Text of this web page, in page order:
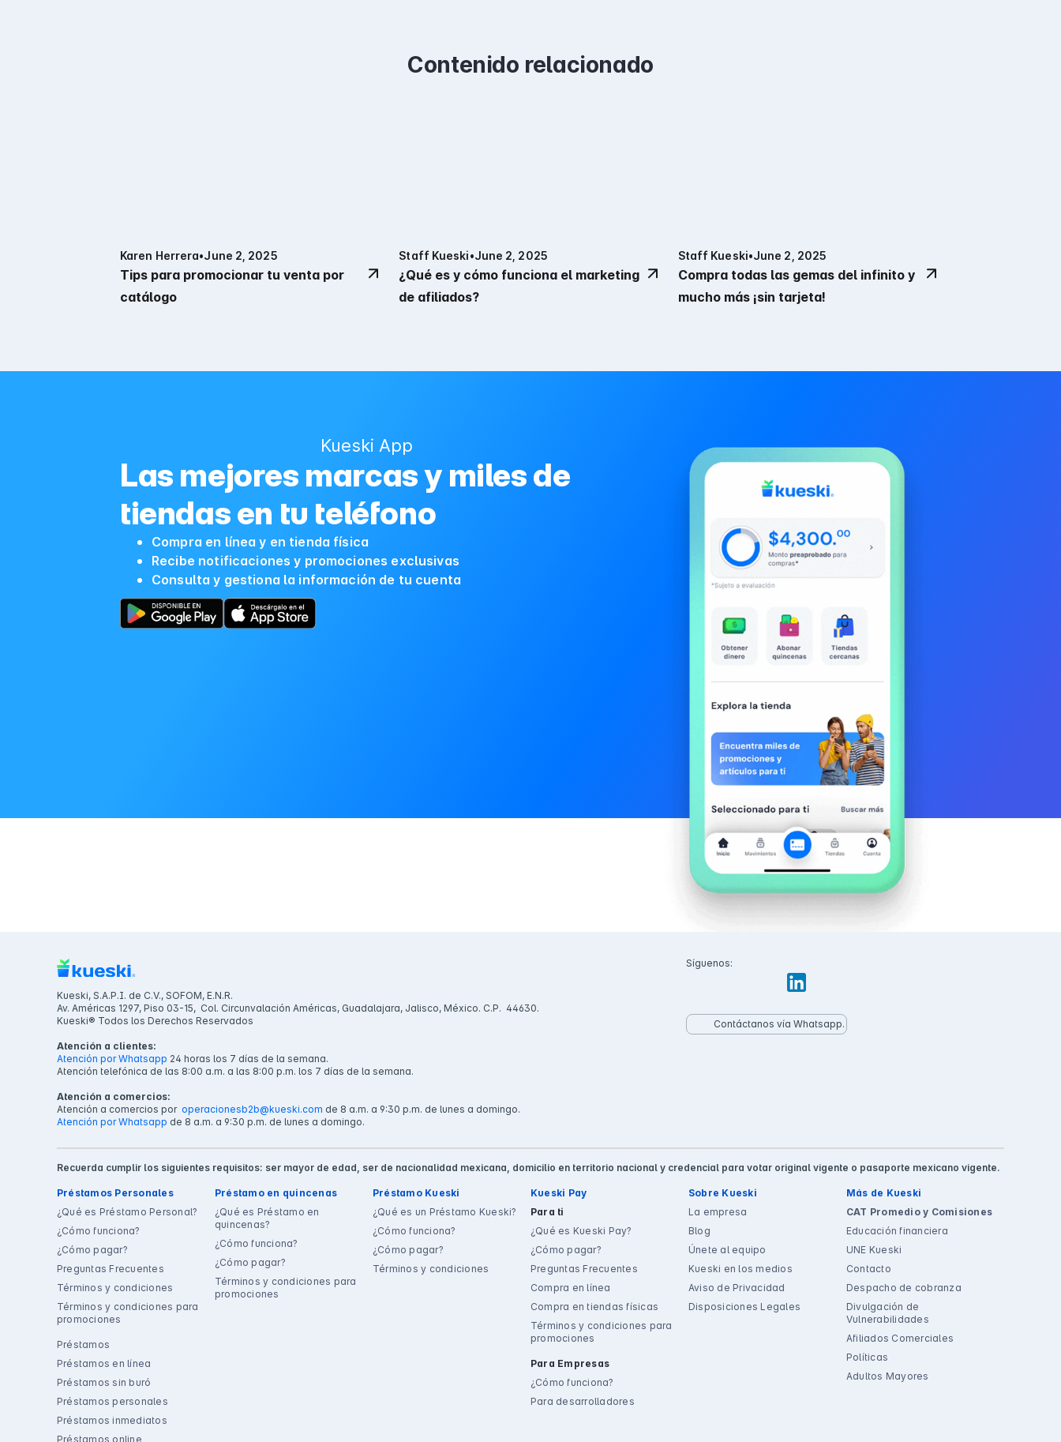
Contenido relacionado
Karen Herrera•June 2, 2025
Tips para promocionar tu venta por
catálogo
Staff Kueski•June 2, 2025
¿Qué es y cómo funciona el marketing
de afiliados?
Staff Kueski•June 2, 2025
Compra todas las gemas del infinito y
mucho más ¡sin tarjeta!
Kueski App
Las mejores marcas y miles de
tiendas en tu teléfono
Compra en línea y en tienda física
Recibe notificaciones y promociones exclusivas
Consulta y gestiona la información de tu cuenta
Kueski, S.A.P.I. de C.V., SOFOM, E.N.R.
Av. Américas 1297, Piso 03-15, Col. Circunvalación Américas, Guadalajara, Jalisco, México. C.P. 44630.
Kueski® Todos los Derechos Reservados
Atención a clientes:
Atención por Whatsapp 24 horas los 7 días de la semana.
Atención telefónica de las 8:00 a.m. a las 8:00 p.m. los 7 días de la semana.
Atención a comercios:
Atención a comercios por operacionesb2b@kueski.com de 8 a.m. a 9:30 p.m. de lunes a domingo.
Atención por Whatsapp de 8 a.m. a 9:30 p.m. de lunes a domingo.
Síguenos:
Contáctanos vía Whatsapp.
Recuerda cumplir los siguientes requisitos: ser mayor de edad, ser de nacionalidad mexicana, domicilio en territorio nacional y credencial para votar original vigente o pasaporte mexicano vigente.
Préstamos Personales
¿Qué es Préstamo Personal?
¿Cómo funciona?
¿Cómo pagar?
Preguntas Frecuentes
Términos y condiciones
Términos y condiciones para
promociones
Préstamos
Préstamos en línea
Préstamos sin buró
Préstamos personales
Préstamos inmediatos
Préstamos online
Préstamo en quincenas
¿Qué es Préstamo en
quincenas?
¿Cómo funciona?
¿Cómo pagar?
Términos y condiciones para
promociones
Préstamo Kueski
¿Qué es un Préstamo Kueski?
¿Cómo funciona?
¿Cómo pagar?
Términos y condiciones
Kueski Pay
Para ti
¿Qué es Kueski Pay?
¿Cómo pagar?
Preguntas Frecuentes
Compra en línea
Compra en tiendas físicas
Términos y condiciones para
promociones
Para Empresas
¿Cómo funciona?
Para desarrolladores
Sobre Kueski
La empresa
Blog
Únete al equipo
Kueski en los medios
Aviso de Privacidad
Disposiciones Legales
Más de Kueski
CAT Promedio y Comisiones
Educación financiera
UNE Kueski
Contacto
Despacho de cobranza
Divulgación de
Vulnerabilidades
Afiliados Comerciales
Políticas
Adultos Mayores